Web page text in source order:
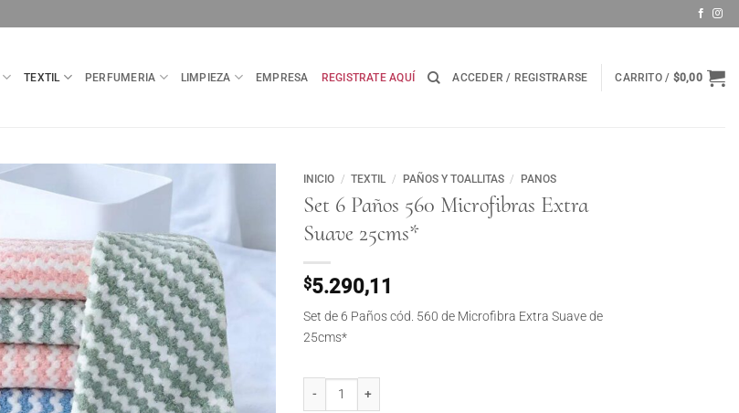
TEXTIL PERFUMERIA LIMPIEZA EMPRESA REGISTRATE AQUÍ ACCEDER / REGISTRARSE CARRITO / $0,00
INICIO / TEXTIL / PAÑOS Y TOALLITAS / PANOS
Set 6 Paños 560 Microfibras Extra
Suave 25cms*
$5.290,11
Set de 6 Paños cód. 560 de Microfibra Extra Suave de
25cms*